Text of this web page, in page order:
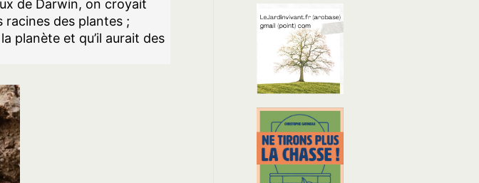
de Darwin, on croyait
racines des plantes ;
planète et qu’il aurait des